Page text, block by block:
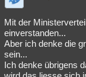
Mit der
einverstanden...
Aber ich denke die
sein...
Ich denke übrigens